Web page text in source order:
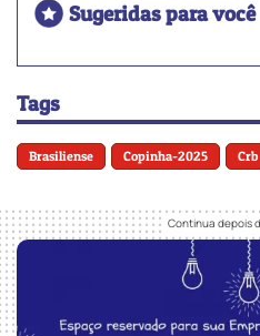
Sugeridas para você
Tags
Brasiliense Copinha-2025 Crb